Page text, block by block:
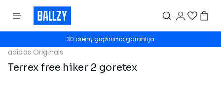
30 dienų grąžinimo garantija
adidas Originals
Terrex free hiker 2 goretex